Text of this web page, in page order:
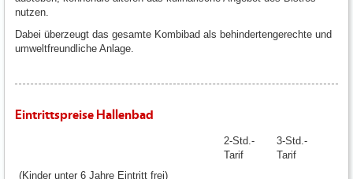
nutzen.
Dabei überzeugt das gesamte Kombibad als behindertengerechte und
umweltfreundliche Anlage.
Eintrittspreise Hallenbad
2-Std.-
Tarif
3-Std.-
Tarif
(Kinder unter 6 Jahre Eintritt frei)